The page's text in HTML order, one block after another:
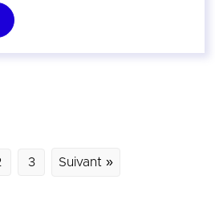
3 Suivant »